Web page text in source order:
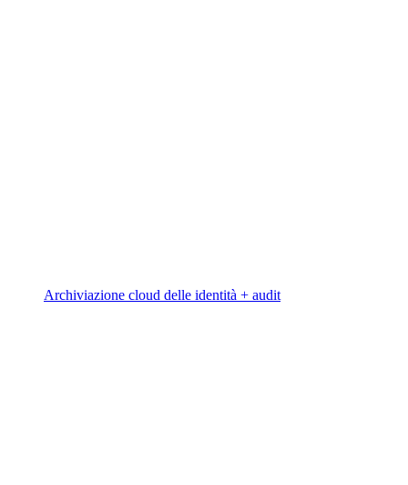
Archiviazione cloud delle identità + audit